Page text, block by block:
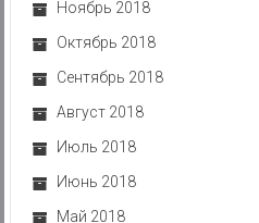
Ноябрь 2018
Октябрь 2018
Сентябрь 2018
Август 2018
Июль 2018
Июнь 2018
Май 2018